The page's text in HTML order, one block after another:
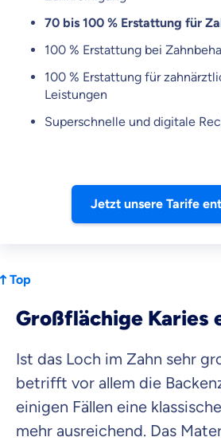
70 bis 100 % Erstattung für
100 % Erstattung bei
100 % Erstattung für
Leistungen
Superschnelle und digitale
Jetzt unsere Tarife
Top
Großflächige Karies
Ist das Loch im Zahn sehr
betrifft vor allem die
einigen Fällen eine
mehr ausreichend. Das